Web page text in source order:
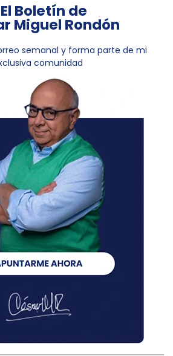
El Boletín de
Miguel Rondón
semanal y forma parte de mi
comunidad